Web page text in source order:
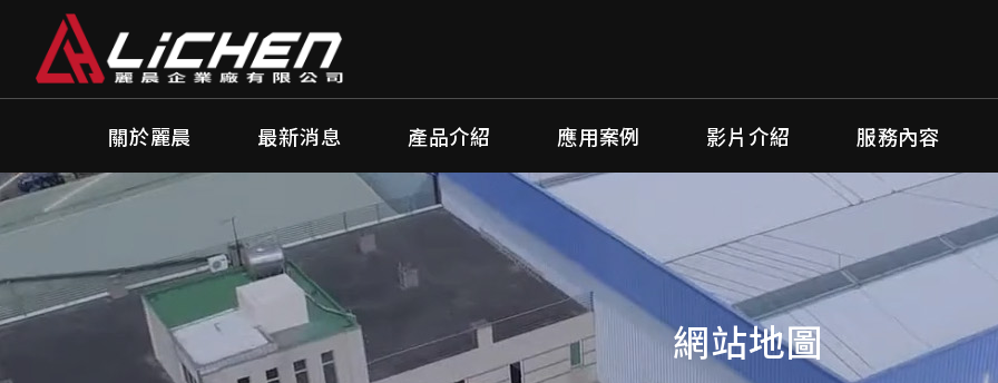
關於麗晨 最新消息 產品介紹 應用案例 影片介紹 服務內容
網站地圖
Cookie管理面板